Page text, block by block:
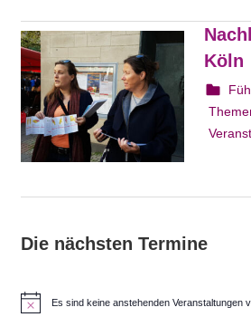
Köln
25.
Die nächsten Termine
Es sind keine anstehenden Veranstaltungen